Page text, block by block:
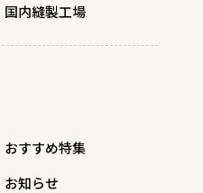
国内縫製工場
おすすめ特集
お知らせ